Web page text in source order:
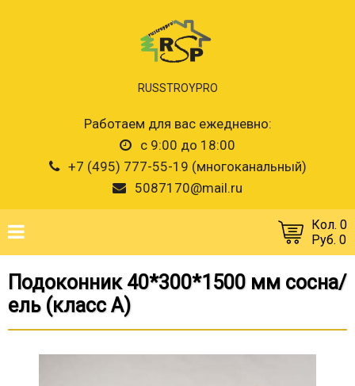
RUSSTROYPRO
Работаем для вас ежедневно:
с 9:00 до 18:00
+7 (495) 777-55-19 (многоканальный)
5087170@mail.ru
Кол. 0
Руб. 0
Подоконник 40*300*1500 мм сосна/
ель (класс А)